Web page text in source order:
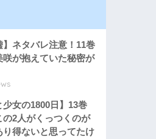
】ネタバレ注意！11巻
咲が抱えていた秘密が
少女の1800日】13巻
2人がくっつくのが
り得ないと思ってたけ